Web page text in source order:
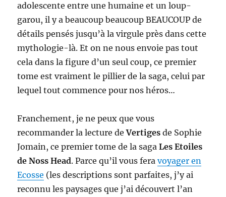
adolescente entre une humaine et un loup-
garou, il y a beaucoup beaucoup BEAUCOUP de
détails pensés jusqu’à la virgule près dans cette
mythologie-là. Et on ne nous envoie pas tout
cela dans la figure d’un seul coup, ce premier
tome est vraiment le pillier de la saga, celui par
lequel tout commence pour nos héros…
Franchement, je ne peux que vous
recommander la lecture deVertiges de Sophie
Jomain, ce premier tome de la sagaLes Etoiles
de Noss Head. Parce qu’il vous feravoyager en
Ecosse (les descriptions sont parfaites, j’y ai
reconnu les paysages que j’ai découvert l’an